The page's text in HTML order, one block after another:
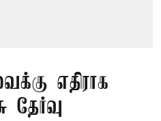
எதிராக
தேர்வு